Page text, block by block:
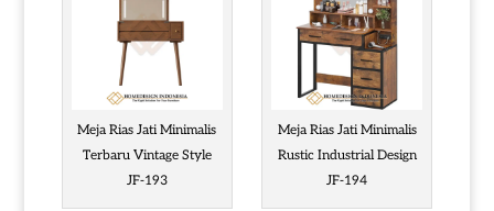
Meja Rias Jati Minimalis
Terbaru Vintage Style
JF-193
Meja Rias Jati Minimalis
Rustic Industrial Design
JF-194